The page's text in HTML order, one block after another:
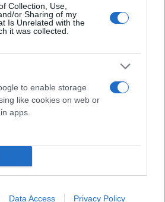
Collection, Use,
or Sharing of my
Is Unrelated with the
it was collected.
to enable storage
like cookies on web or
apps.
Data Access Privacy Policy
επανέλαβε ότι για το θέμα
της σχολικής στέγης αυτό